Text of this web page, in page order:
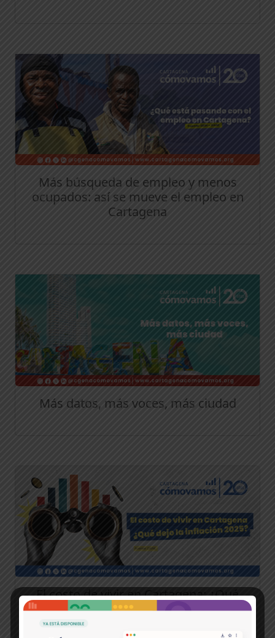
Más búsqueda de empleo y menos
ocupados: así se mueve el empleo en
Cartagena
Más datos, más voces, más ciudad
El costo de vivir en Cartagena: ¿Qué
dejo la inflación en 2025?